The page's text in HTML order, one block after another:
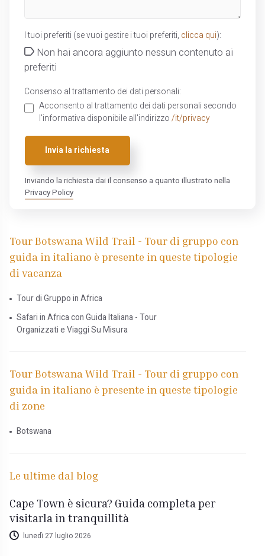
I tuoi preferiti (se vuoi gestire i tuoi preferiti, clicca qui):
Non hai ancora aggiunto nessun contenuto ai
preferiti
Consenso al trattamento dei dati personali:
Acconsento al trattamento dei dati personali secondo
l'informativa disponibile all'indirizzo /it/privacy
Invia la richiesta
Inviando la richiesta dai il consenso a quanto illustrato nella
Privacy Policy
Tour Botswana Wild Trail - Tour di gruppo con
guida in italiano è presente in queste tipologie
di vacanza
Tour di Gruppo in Africa
Safari in Africa con Guida Italiana - Tour
Organizzati e Viaggi Su Misura
Tour Botswana Wild Trail - Tour di gruppo con
guida in italiano è presente in queste tipologie
di zone
Botswana
Le ultime dal blog
Cape Town è sicura? Guida completa per
visitarla in tranquillità
lunedì 27 luglio 2026